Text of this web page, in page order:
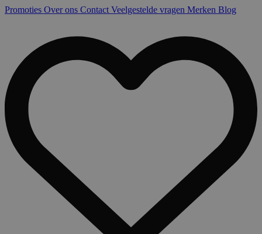
Promoties Over ons Contact Veelgestelde vragen Merken Blog